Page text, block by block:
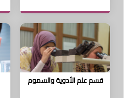
قسم علم الأدوية والسموم